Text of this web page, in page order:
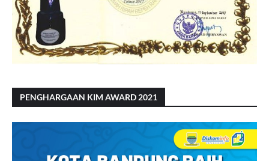
PENGHARGAAN KIM AWARD 2021